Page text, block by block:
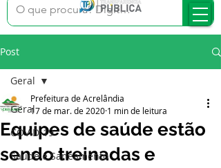
Post
Geral
COVID-19
Saúde e Saneamento
Geral
Equipes de saúde estão
sendo treinadas e
Prefeitura de Acrelândia
17 de mar. de 2020 1 min de leitura